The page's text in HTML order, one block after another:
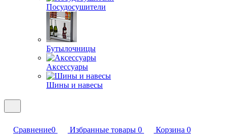
Посудосушители
Бутылочницы
Аксессуары
Шины и навесы
Сравнение0 Избранные товары 0 Корзина 0